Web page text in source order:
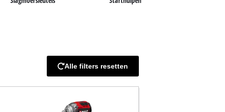
Alle filters resetten